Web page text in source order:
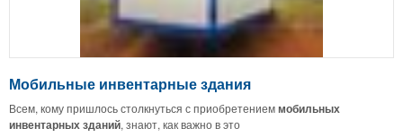
Мобильные инвентарные здания
Всем, кому пришлось столкнуться с приобретениеммобильных
инвентарных зданий, знают, как важно в это